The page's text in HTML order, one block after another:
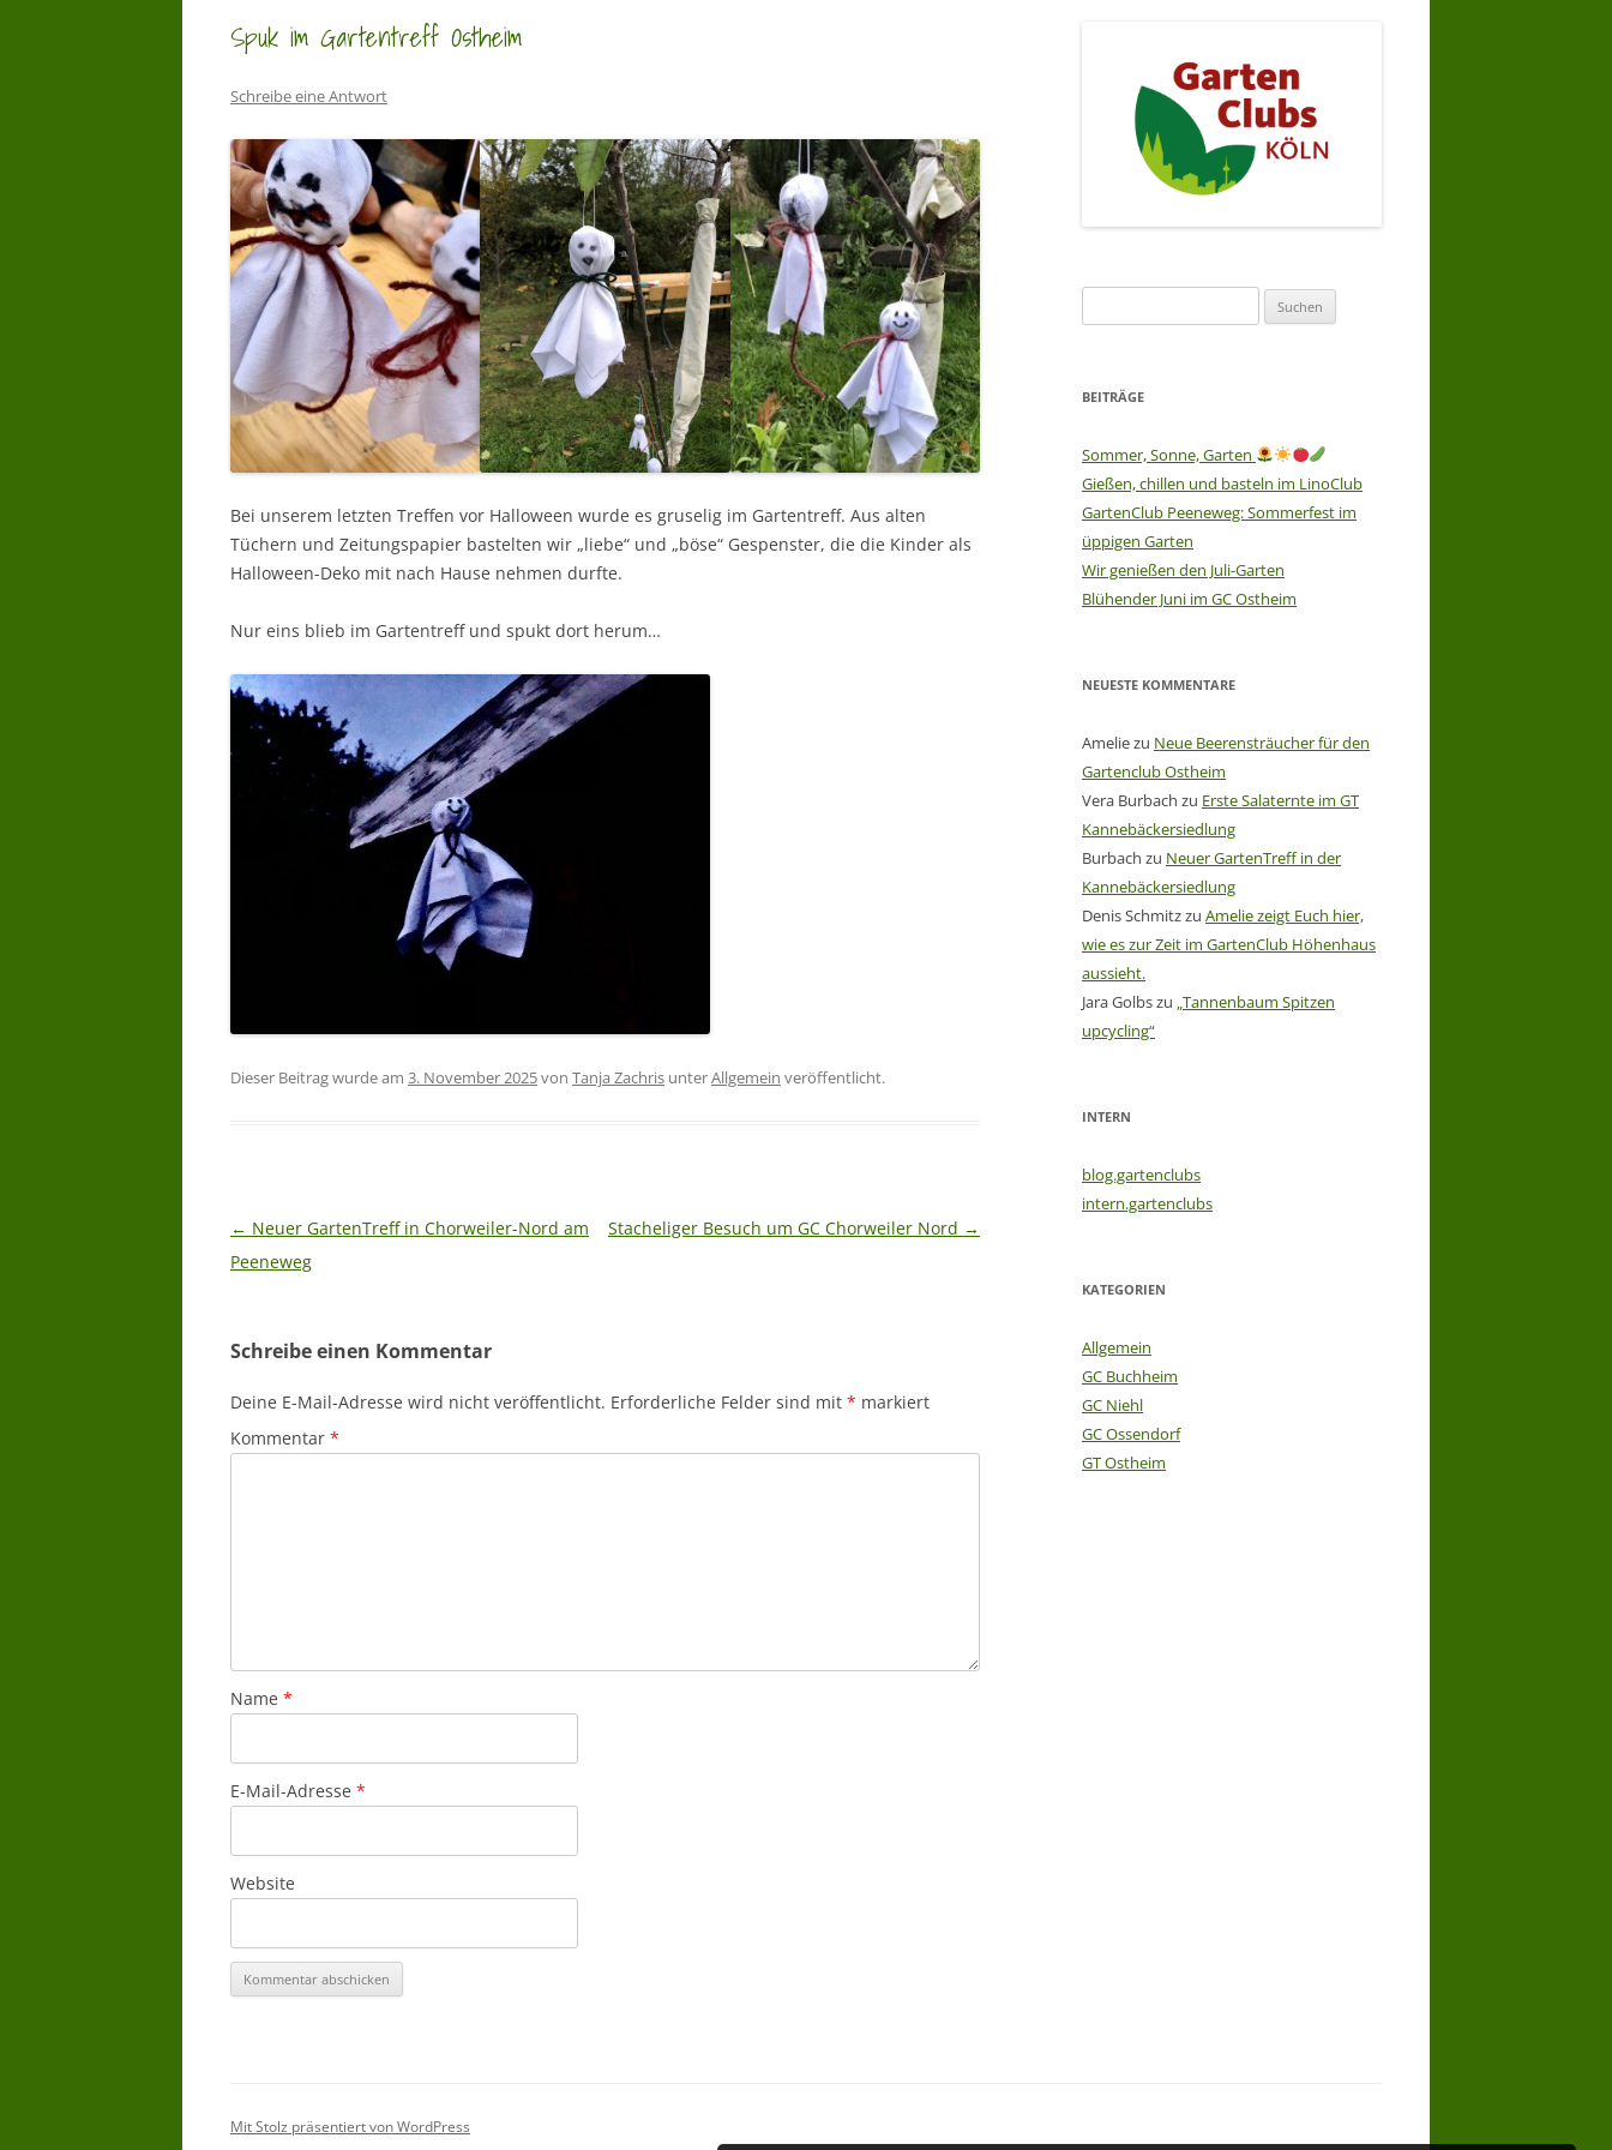
Spuk im Gartentreff Ostheim
Schreibe eine Antwort
Bei unserem letzten Treffen vor Halloween wurde es gruselig im Gartentreff. Aus alten
Tüchern und Zeitungspapier bastelten wir „liebe“ und „böse“ Gespenster, die die Kinder als
Halloween-Deko mit nach Hause nehmen durfte.
Nur eins blieb im Gartentreff und spukt dort herum…
Dieser Beitrag wurde am 3. November 2025von Tanja Zachris unterAllgemein veröffentlicht.
Beitragsnavigation
← Neuer GartenTreff in Chorweiler-Nord am
Peeneweg
Stacheliger Besuch um GC Chorweiler Nord →
Schreibe einen Kommentar
Deine E-Mail-Adresse wird nicht veröffentlicht. Erforderliche Felder sind mit * markiert
Kommentar *
Name *
E-Mail-Adresse *
Website
nach:
BEITRÄGE
Sommer, Sonne, Garten
Gießen, chillen und basteln im LinoClub
GartenClub Peeneweg: Sommerfest im
üppigen Garten
Wir genießen den Juli-Garten
Blühender Juni im GC Ostheim
NEUESTE KOMMENTARE
Ameliezu Neue Beerensträucher für den
Gartenclub Ostheim
Vera Burbach zu Erste Salaternte im GT
Kannebäckersiedlung
Burbach zu Neuer GartenTreff in der
Kannebäckersiedlung
Denis Schmitzzu Amelie zeigt Euch hier,
wie es zur Zeit im GartenClub Höhenhaus
aussieht.
Jara Golbszu „Tannenbaum Spitzen
upcycling“
INTERN
blog.gartenclubs
intern.gartenclubs
KATEGORIEN
Allgemein
GC Buchheim
GC Niehl
GC Ossendorf
GT Ostheim
Mit Stolz präsentiert von WordPress